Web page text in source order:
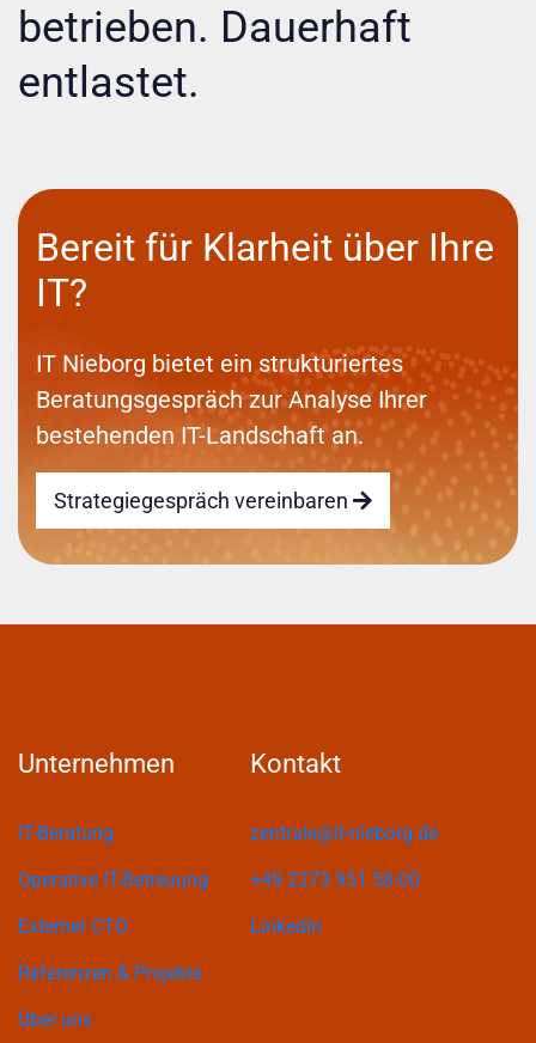
betrieben. Dauerhaft
entlastet.
Bereit für Klarheit über Ihre
IT?
IT Nieborg bietet ein strukturiertes
Beratungsgespräch zur Analyse Ihrer
bestehenden IT-Landschaft an.
Strategiegespräch vereinbaren
Unternehmen
IT-Beratung
Operative IT-Betreuung
Externer CTO
Referenzen & Projekte
Über uns
Kontakt
zentrale@it-nieborg.de
+49 2273 951 58-00
LinkedIn